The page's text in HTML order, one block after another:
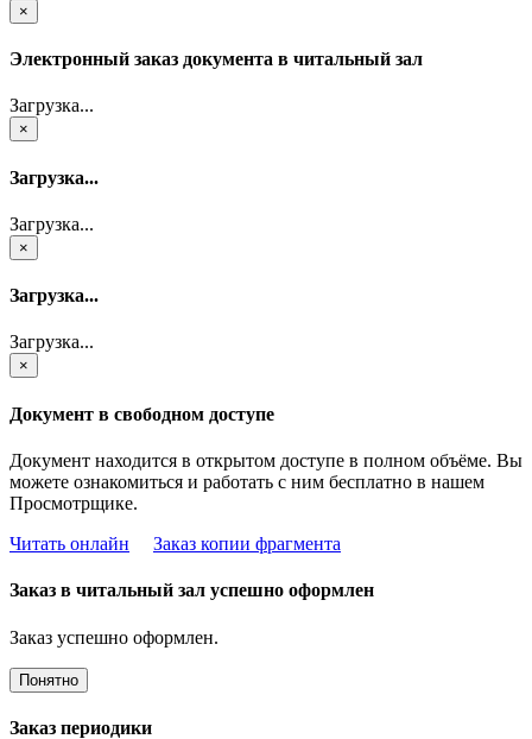
×
Электронный заказ документа в читальный зал
Загрузка...
×
Загрузка...
Загрузка...
×
Загрузка...
Загрузка...
×
Документ в свободном доступе
Документ находится в открытом доступе в полном объёме. Вы
можете ознакомиться и работать с ним бесплатно в нашем
Просмотрщике.
Читать онлайн
Заказ копии фрагмента
Заказ в читальный зал успешно оформлен
Заказ успешно оформлен.
Понятно
Заказ периодики